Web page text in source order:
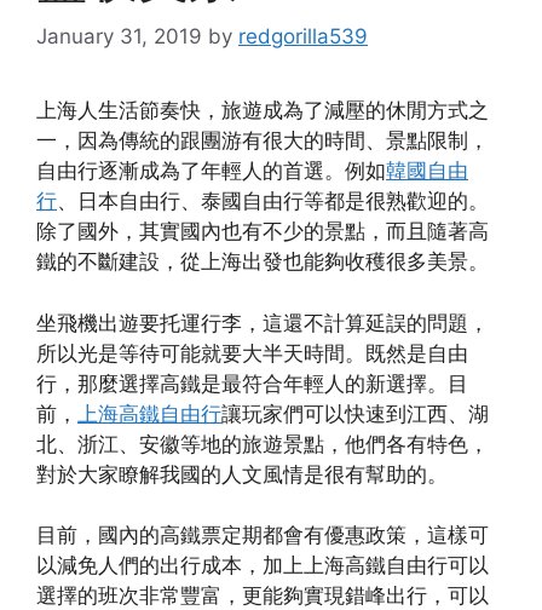
January 31, 2019 by redgorilla539
上海人生活節奏快，旅遊成為了減壓的休閒方式之
一，因為傳統的跟團游有很大的時間、景點限制，
自由行逐漸成為了年輕人的首選。例如韓國自由
行、日本自由行、泰國自由行等都是很熟歡迎的。
除了國外，其實國內也有不少的景點，而且隨著高
鐵的不斷建設，從上海出發也能夠收穫很多美景。
坐飛機出遊要托運行李，這還不計算延誤的問題，
所以光是等待可能就要大半天時間。既然是自由
行，那麼選擇高鐵是最符合年輕人的新選擇。目
前，
上海高鐵自由行讓玩家們可以快速到江西、湖
北、浙江、安徽等地的旅遊景點，他們各有特色，
對於大家瞭解我國的人文風情是很有幫助的。
目前，國內的高鐵票定期都會有優惠政策，這樣可
以減免人們的出行成本，加上上海高鐵自由行可以
選擇的班次非常豐富，更能夠實現錯峰出行，可以